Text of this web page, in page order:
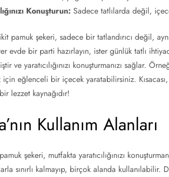
Konuşturun: Sadece tatlılarda değil,
pamuk şekeri, sadece bir tatlandırıcı değil,
evde bir parti hazırlayın, ister günlük tatlı
ve yaratıcılığınızı konuşturmanızı sağlar.
için eğlenceli bir içecek yaratabilirsiniz.
bir lezzet kaynağıdır!
Kullanım Alanları
şekeri, mutfakta yaratıcılığınızı
sınırlı kalmayıp, birçok alanda